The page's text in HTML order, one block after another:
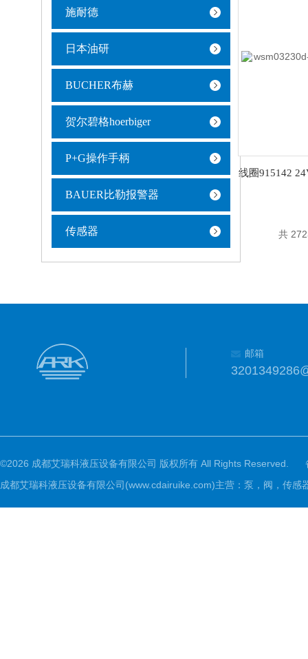
施耐德
日本油研
BUCHER布赫
贺尔碧格hoerbiger
P+G操作手柄
BAUER比勒报警器
传感器 共
邮箱
©2026 成都艾瑞科液压设备有限公司 版权所有 All Rights Reserved.
成都艾瑞科液压设备有限公司(www.cdairuike.com)主营：泵，阀，传